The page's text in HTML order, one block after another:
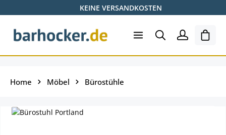
Zum Hauptinhalt springenKEINE VERSANDKOSTEN
Home Möbel Bürostühle